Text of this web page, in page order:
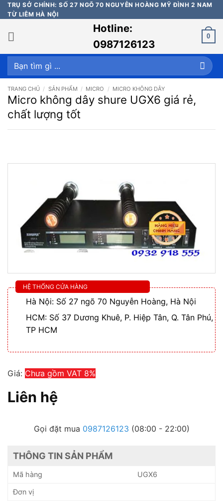
Bỏ
qua
nội
dung
TRỤ SỞ CHÍNH: SỐ 27 NGÕ 70 NGUYỄN HOÀNG MỸ ĐÌNH 2 NAM
TỪ LIÊM HÀ NỘI
Hotline:
0987126123
0
Tìm
kiếm:
TRANG CHỦ / SẢN PHẨM / MICRO / MICRO KHÔNG DÂY
Micro không dây shure UGX6 giá rẻ,
chất lượng tốt
HỆ THỐNG CỬA HÀNG
Hà Nội: Số 27 ngõ 70 Nguyễn Hoàng, Hà Nội
HCM: Số 37 Dương Khuê, P. Hiệp Tân, Q. Tân Phú,
TP HCM
Giá: Chưa gồm VAT 8%
Liên hệ
Gọi đặt mua 0987126123 (08:00 - 22:00)
THÔNG TIN SẢN PHẨM
Mã hàng UGX6
Đơn vị